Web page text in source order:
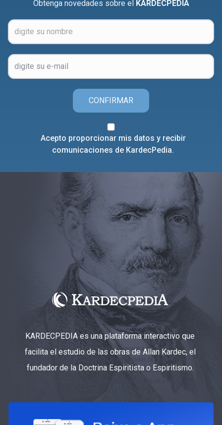
Obtenga novedades sobre el KARDECPEDIA
CONFIRMAR
Acepto proporcionar mis datos y recibir
comunicaciones de KardecPedia.
KARDECPEDIA es una plataforma interactivo que
facilita el estudio de las obras de Allan Kardec, el
fundador de la Doctrina Espiritista o Espiritismo.